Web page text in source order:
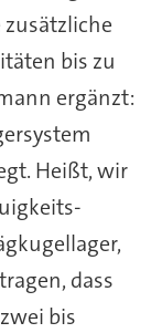
bis zu
ergänzt:
Heißt, wir
dass
bis